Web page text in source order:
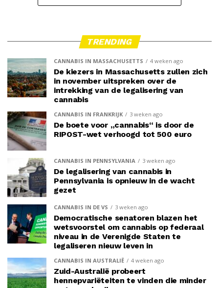
TRENDING
CANNABIS IN MASSACHUSETTS 4 weken ago
De kiezers in Massachusetts zullen zich
in november uitspreken over de
intrekking van de legalisering van
cannabis
CANNABIS IN FRANKRIJK 3 weken ago
De boete voor „cannabis“ is door de
RIPOST-wet verhoogd tot 500 euro
CANNABIS IN PENNSYLVANIA 3 weken ago
De legalisering van cannabis in
Pennsylvania is opnieuw in de wacht
gezet
CANNABIS IN DE VS 3 weken ago
Democratische senatoren blazen het
wetsvoorstel om cannabis op federaal
niveau in de Verenigde Staten te
legaliseren nieuw leven in
CANNABIS IN AUSTRALIË 4 weken ago
Zuid-Australië probeert
hennepvariëteiten te vinden die minder